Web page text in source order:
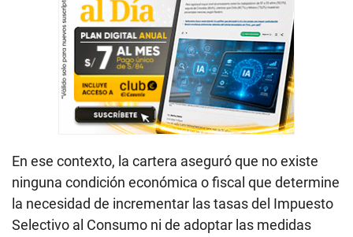
En ese contexto, la cartera aseguró que no existe
ninguna condición económica o fiscal que determine
la necesidad de incrementar las tasas del Impuesto
Selectivo al Consumo ni de adoptar las medidas